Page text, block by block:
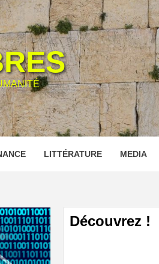
LITTÉRATURE MEDIA
Découvrez !